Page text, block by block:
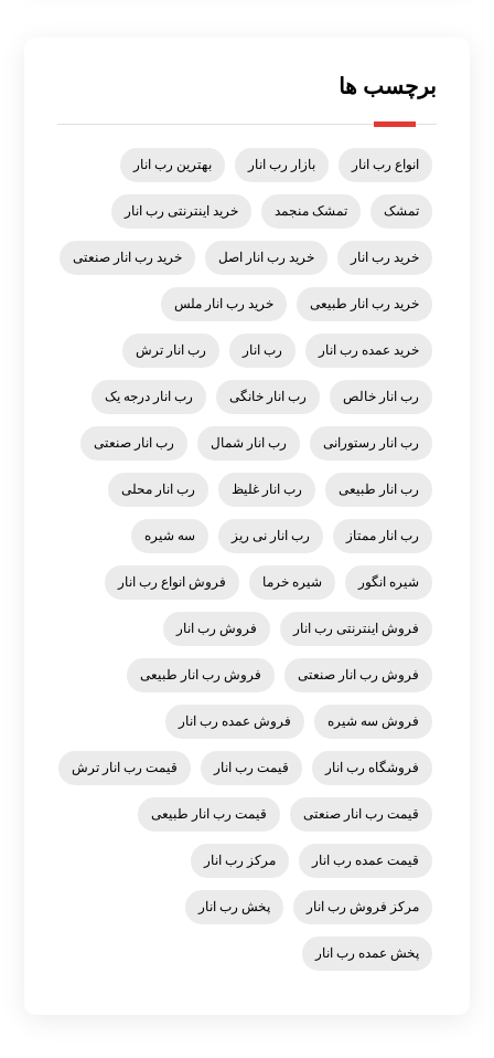
برچسب ها
انواع رب انار بازار رب انار بهترین رب انار
تمشک تمشک منجمد خرید اینترنتی رب انار
خرید رب انار خرید رب انار اصل خرید رب انار صنعتی
خرید رب انار طبیعی خرید رب انار ملس
خرید عمده رب انار رب انار رب انار ترش
رب انار خالص رب انار خانگی رب انار درجه یک
رب انار رستورانی رب انار شمال رب انار صنعتی
رب انار طبیعی رب انار غلیظ رب انار محلی
رب انار ممتاز رب انار نی ریز سه شیره
شیره انگور شیره خرما فروش انواع رب انار
فروش اینترنتی رب انار فروش رب انار
فروش رب انار صنعتی فروش رب انار طبیعی
فروش سه شیره فروش عمده رب انار
فروشگاه رب انار قیمت رب انار قیمت رب انار ترش
قیمت رب انار صنعتی قیمت رب انار طبیعی
قیمت عمده رب انار مرکز رب انار
مرکز فروش رب انار پخش رب انار
پخش عمده رب انار